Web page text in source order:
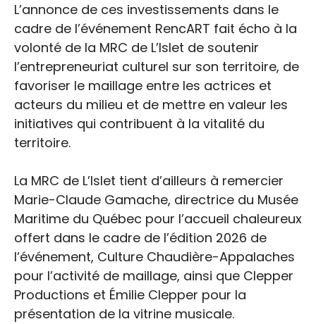
L’annonce de ces investissements dans le
cadre de l’événement RencART fait écho à la
volonté de la MRC de L’Islet de soutenir
l’entrepreneuriat culturel sur son territoire, de
favoriser le maillage entre les actrices et
acteurs du milieu et de mettre en valeur les
initiatives qui contribuent à la vitalité du
territoire.
La MRC de L’Islet tient d’ailleurs à remercier
Marie-Claude Gamache, directrice du Musée
Maritime du Québec pour l’accueil chaleureux
offert dans le cadre de l’édition 2026 de
l’événement, Culture Chaudière-Appalaches
pour l’activité de maillage, ainsi que Clepper
Productions et Émilie Clepper pour la
présentation de la vitrine musicale.